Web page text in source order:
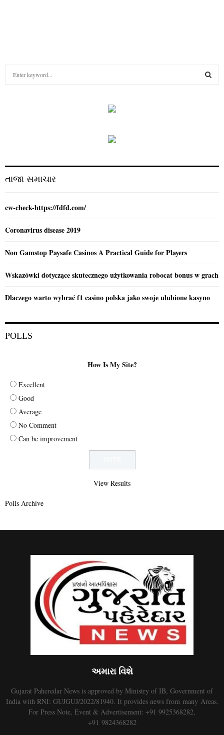
:
તાજા સમાચાર
cw-check-https://fdfd.com/
Coronavirus disease 2019
Non Gamstop Paysafe Casinos A Practical Guide for Players
Wskazówki dotyczące skutecznego użytkowania robocat bonus w grach
Dlaczego warto wybrać f1 casino polska jako swoje ulubione kasyno
POLLS
How Is My Site?
Excellent
Good
Average
No Comment
Can be improvement
View Results
Polls Archive
અમારા વિશે
Gujarat Paheredar News is approved by Ministry of IB, Government of
India with RNI: GUJGUJ/2022/81940. It provides news from many Areas.
For Press Note, Event & Advertisement: +91 9925368282,
+91 9824368282